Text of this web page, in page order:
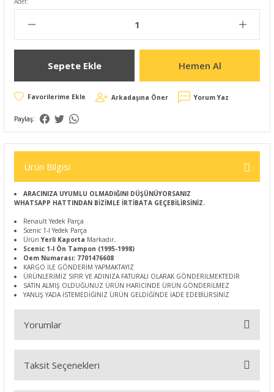
Sepete Ekle Hemen Al
Arkadaşına Öner Yorum Yaz
Paylaş:
Ürün Bilgisi
ARACINIZA UYUMLU OLMADIĞINI DÜŞÜNÜYORSANIZ
WHATSAPP HATTINDAN BİZİMLE İRTİBATA GEÇEBİLİRSİNİZ.
Renault Yedek Parça
Scenic 1-I Yedek Parça
ÜrünYerli Kaporta Markadır.
Scenic 1-I Ön Tampon (1995-1998)
Oem Numarası: 7701476608
KARGO İLE GÖNDERİM YAPMAKTAYIZ
ÜRÜNLERİMİZ SIFIR VE ADINIZA FATURALI OLARAK GÖNDERİLMEKTEDİR
SATIN ALMIŞ OLDUĞUNUZ ÜRÜN HARİCİNDE ÜRÜN GÖNDERİLMEZ
YANLIŞ YADA İSTEMEDİĞİNİZ ÜRÜN GELDİĞİNDE İADE EDEBİLİRSİNİZ
Yorumlar
Bu ürüne ilk yorumu siz yapın!
Taksit Seçenekleri